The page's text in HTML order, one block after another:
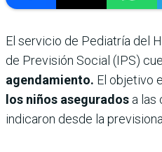
El servicio de Pediatría del
de Previsión Social (IPS)
agendamiento. El objetivo
los niños asegurados a las
indicaron desde la